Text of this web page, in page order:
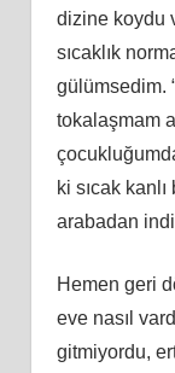
dizine koydu
sıcaklık
gülümsedim.
tokalaşmam
ki sıcak
arabadan
Hemen geri
eve nasıl
gitmiyordu,